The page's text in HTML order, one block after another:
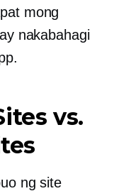
mong
nakabahagi
vs.
ng site